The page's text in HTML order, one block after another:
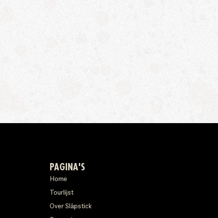
PAGINA'S
Home
Tourlijst
Over Släpstick